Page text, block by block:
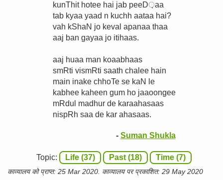
kunThit hotee hai jab peeD़aa
tab kyaa yaad n kuchh aataa hai?
vah kShaN jo keval apanaa thaa
aaj ban gayaa jo itihaas.
aaj huaa man koaabhaas
smRti vismRti saath chalee hain
main inake chhoTe se kaN le
kabhee kaheen gum ho jaaoongee
mRdul madhur de karaahasaas
nispRh saa de kar ahasaas.
- Suman Shukla
Topic: Life (37) Past (18) Time (7)
काव्यालय को प्राप्त: 25 Mar 2020. काव्यालय पर प्रकाशित: 29 May 2020